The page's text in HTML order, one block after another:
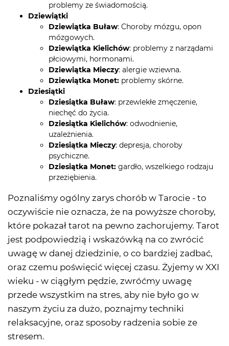
problemy ze świadomością.
Dziewiątki
Dziewiątka Buław: Choroby mózgu, opon
mózgowych.
Dziewiątka Kielichów: problemy z narządami
płciowymi, hormonami.
Dziewiątka Mieczy: alergie wziewna.
Dziewiątka Monet: problemy skórne.
Dziesiątki
Dziesiątka Buław: przewlekłe zmęczenie,
niechęć do życia.
Dziesiątka Kielichów: odwodnienie,
uzależnienia.
Dziesiątka Mieczy: depresja, choroby
psychiczne.
Dziesiątka Monet: gardło, wszelkiego rodzaju
przeziębienia.
Poznaliśmy ogólny zarys chorób w Tarocie - to
oczywiście nie oznacza, że na powyższe choroby,
które pokazał tarot na pewno zachorujemy. Tarot
jest podpowiedzią i wskazówką na co zwrócić
uwagę w danej dziedzinie, o co bardziej zadbać,
oraz czemu poświęcić więcej czasu. Żyjemy w XXI
wieku - w ciągłym pędzie, zwróćmy uwagę
przede wszystkim na stres, aby nie było go w
naszym życiu za dużo, poznajmy techniki
relaksacyjne, oraz sposoby radzenia sobie ze
stresem.